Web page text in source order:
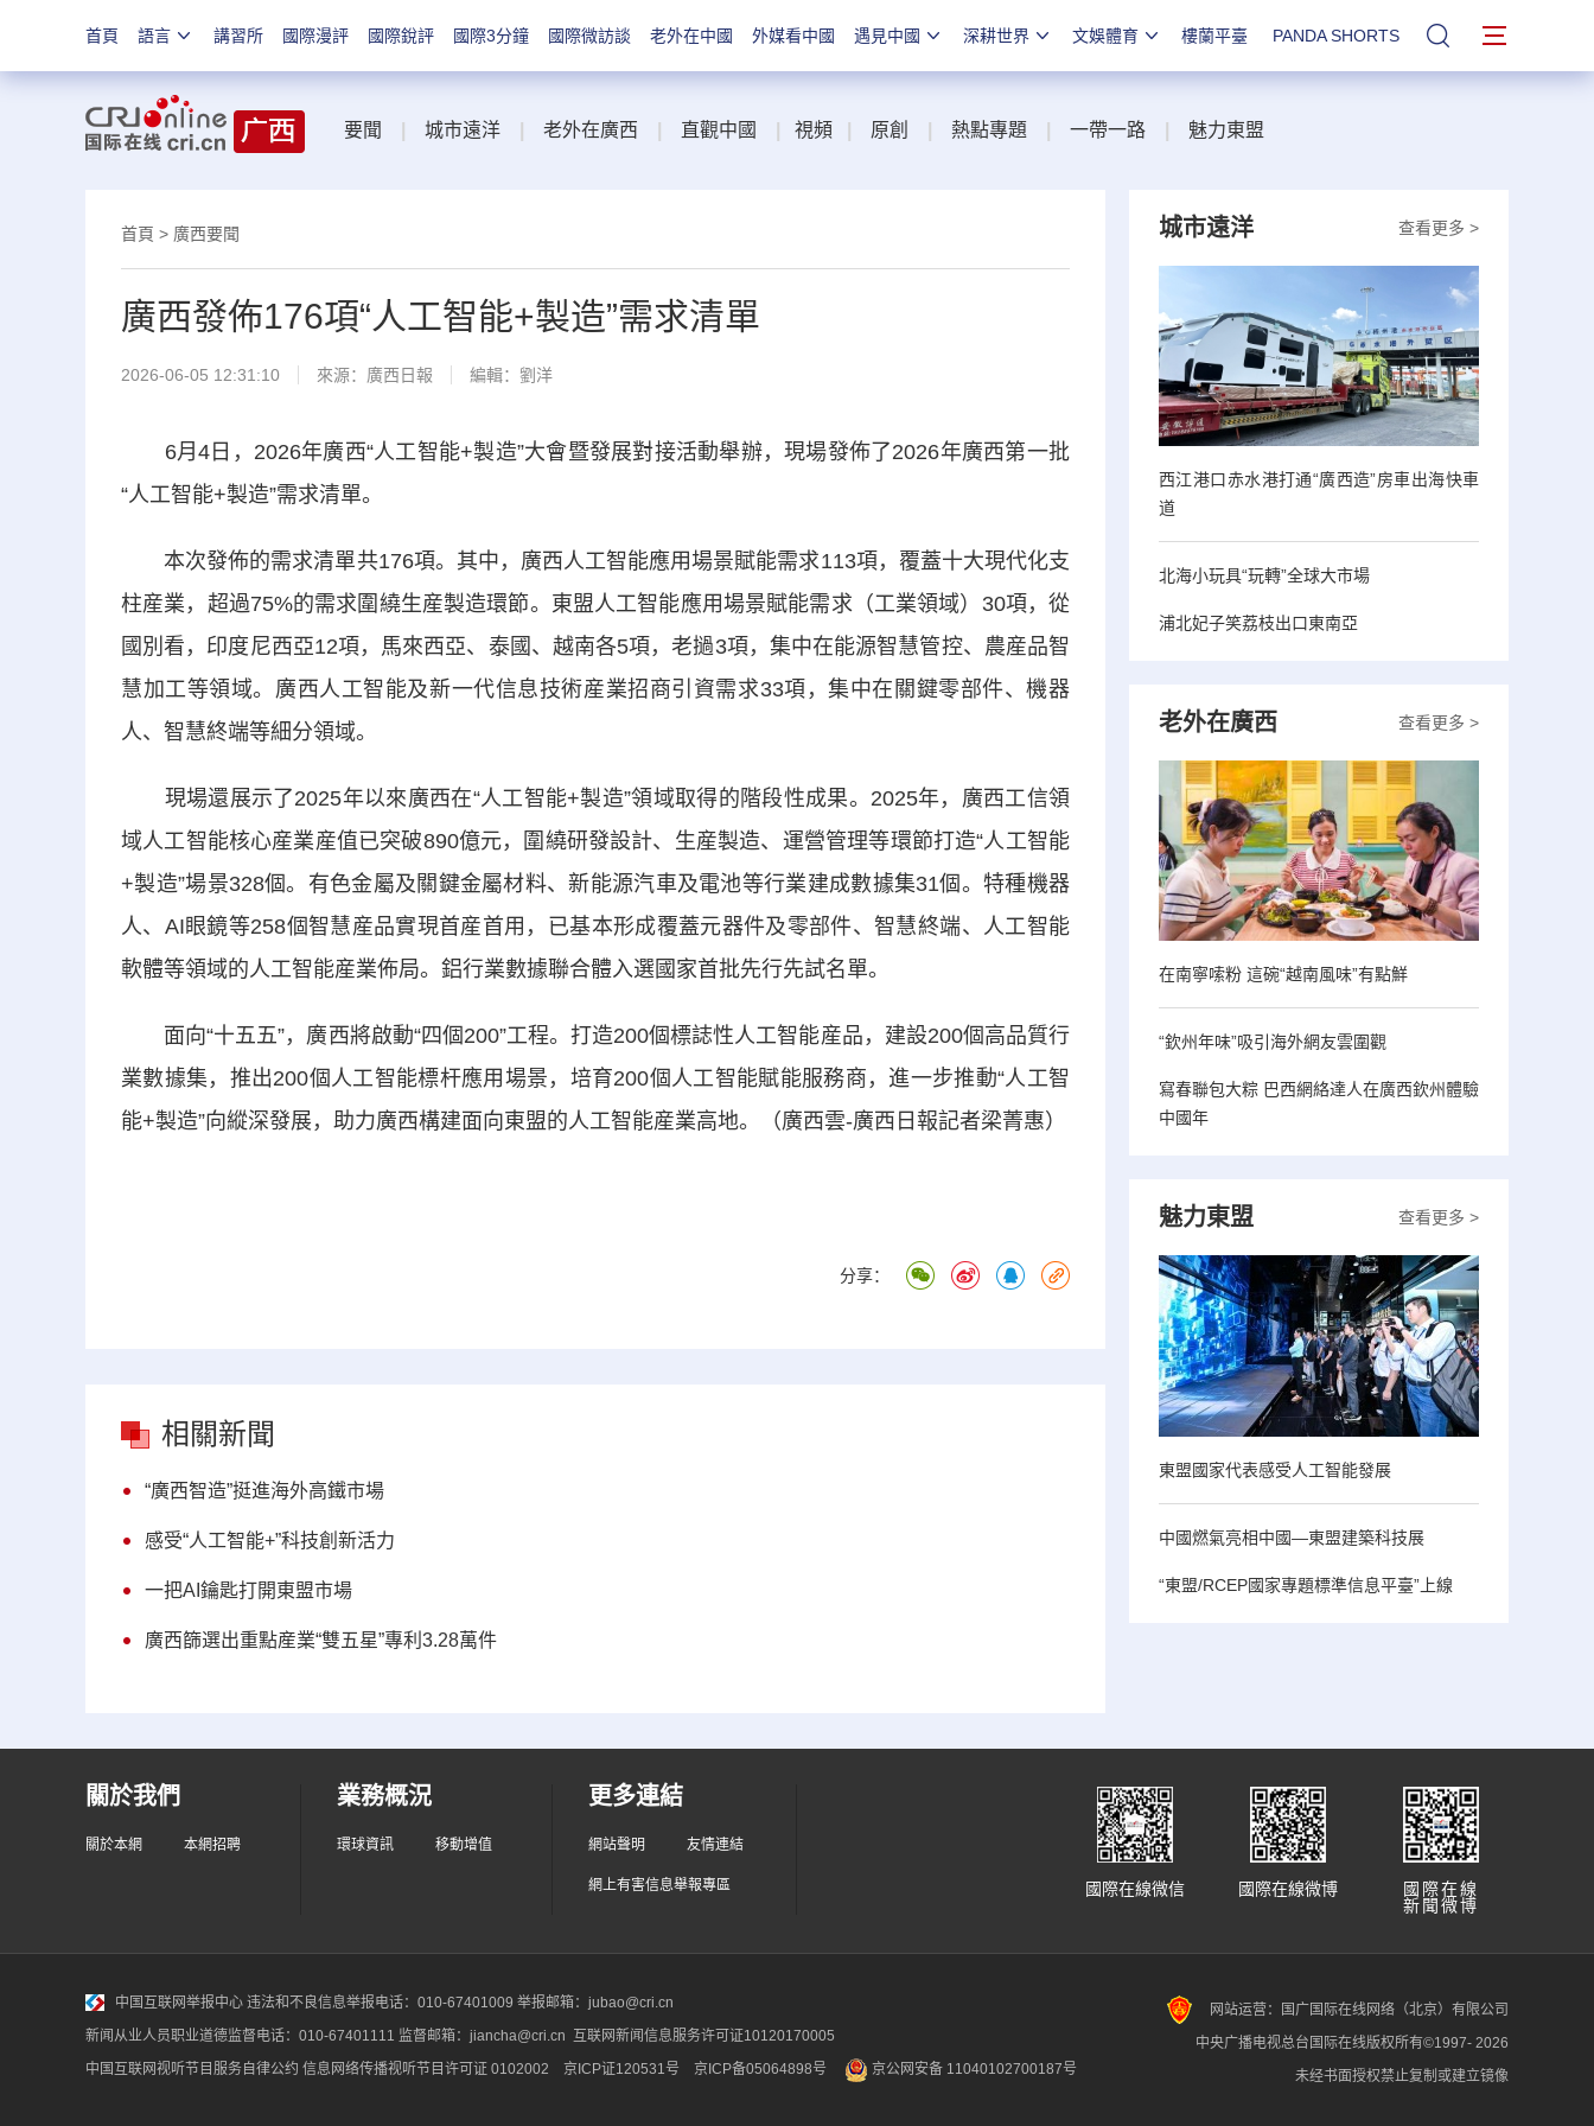
首頁 語言 講習所 國際漫評 國際銳評 國際3分鐘 國際微訪談 老外在中國 外媒看中國 遇見中國 深耕世界 文娛體育 樓蘭平臺 PANDA SHORTS 站內搜索
要聞 城市遠洋 老外在廣西 直觀中國 視頻 原創 熱點專題 一帶一路 魅力東盟
首頁 > 廣西要聞
廣西發佈176項“人工智能+製造”需求清單
2026-06-05 12:31:10 來源： 廣西日報 編輯：劉洋
6月4日，2026年廣西“人工智能+製造”大會暨發展對接活動舉辦，現場發佈了2026年廣西第一批
“人工智能+製造”需求清單。
本次發佈的需求清單共176項。其中，廣西人工智能應用場景賦能需求113項，覆蓋十大現代化支
柱産業，超過75%的需求圍繞生産製造環節。東盟人工智能應用場景賦能需求（工業領域）30項，從
國別看，印度尼西亞12項，馬來西亞、泰國、越南各5項，老撾3項，集中在能源智慧管控、農産品智
慧加工等領域。廣西人工智能及新一代信息技術産業招商引資需求33項，集中在關鍵零部件、機器
人、智慧終端等細分領域。
現場還展示了2025年以來廣西在“人工智能+製造”領域取得的階段性成果。2025年，廣西工信領
域人工智能核心産業産值已突破890億元，圍繞研發設計、生産製造、運營管理等環節打造“人工智能
+製造”場景328個。有色金屬及關鍵金屬材料、新能源汽車及電池等行業建成數據集31個。特種機器
人、AI眼鏡等258個智慧産品實現首産首用，已基本形成覆蓋元器件及零部件、智慧終端、人工智能
軟體等領域的人工智能産業佈局。鋁行業數據聯合體入選國家首批先行先試名單。
面向“十五五”，廣西將啟動“四個200”工程。打造200個標誌性人工智能産品，建設200個高品質行
業數據集，推出200個人工智能標杆應用場景，培育200個人工智能賦能服務商，進一步推動“人工智
能+製造”向縱深發展，助力廣西構建面向東盟的人工智能産業高地。（廣西雲-廣西日報記者梁菁惠）
分享：
相關新聞
“廣西智造”挺進海外高鐵市場
感受“人工智能+”科技創新活力
一把AI鑰匙打開東盟市場
廣西篩選出重點産業“雙五星”專利3.28萬件
查看更多 >
城市遠洋
西江港口赤水港打通“廣西造”房車出海快車
道
北海小玩具“玩轉”全球大市場
浦北妃子笑荔枝出口東南亞
查看更多 >
老外在廣西
在南寧嗦粉 這碗“越南風味”有點鮮
“欽州年味”吸引海外網友雲圍觀
寫春聯包大粽 巴西網絡達人在廣西欽州體驗
中國年
查看更多 >
魅力東盟
東盟國家代表感受人工智能發展
中國燃氣亮相中國—東盟建築科技展
“東盟/RCEP國家專題標準信息平臺”上線
關於我們
關於本網 本網招聘
業務概況
環球資訊 移動增值
更多連結
網站聲明 友情連結
網上有害信息舉報專區
國際在線
新聞微博
國際在線微博
國際在線微信
中国互联网举报中心 违法和不良信息举报电话：010-67401009 举报邮箱：jubao@cri.cn
新闻从业人员职业道德监督电话：010-67401111 监督邮箱：jiancha@cri.cn 互联网新闻信息服务许可证10120170005
中国互联网视听节目服务自律公约 信息网络传播视听节目许可证 0102002 京ICP证120531号 京ICP备05064898号 京公网安备 11040102700187号
网站运营：国广国际在线网络（北京）有限公司
中央广播电视总台国际在线版权所有©1997- 2026
未经书面授权禁止复制或建立镜像